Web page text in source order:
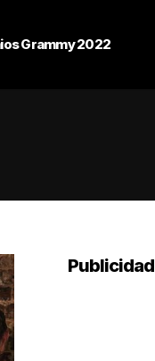
Grammy 2022
Publicidad